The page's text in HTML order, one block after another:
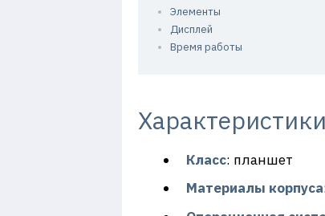
Элементы
Дисплей
Время работы
Характеристики
Класс: планшет
Материалы корпуса